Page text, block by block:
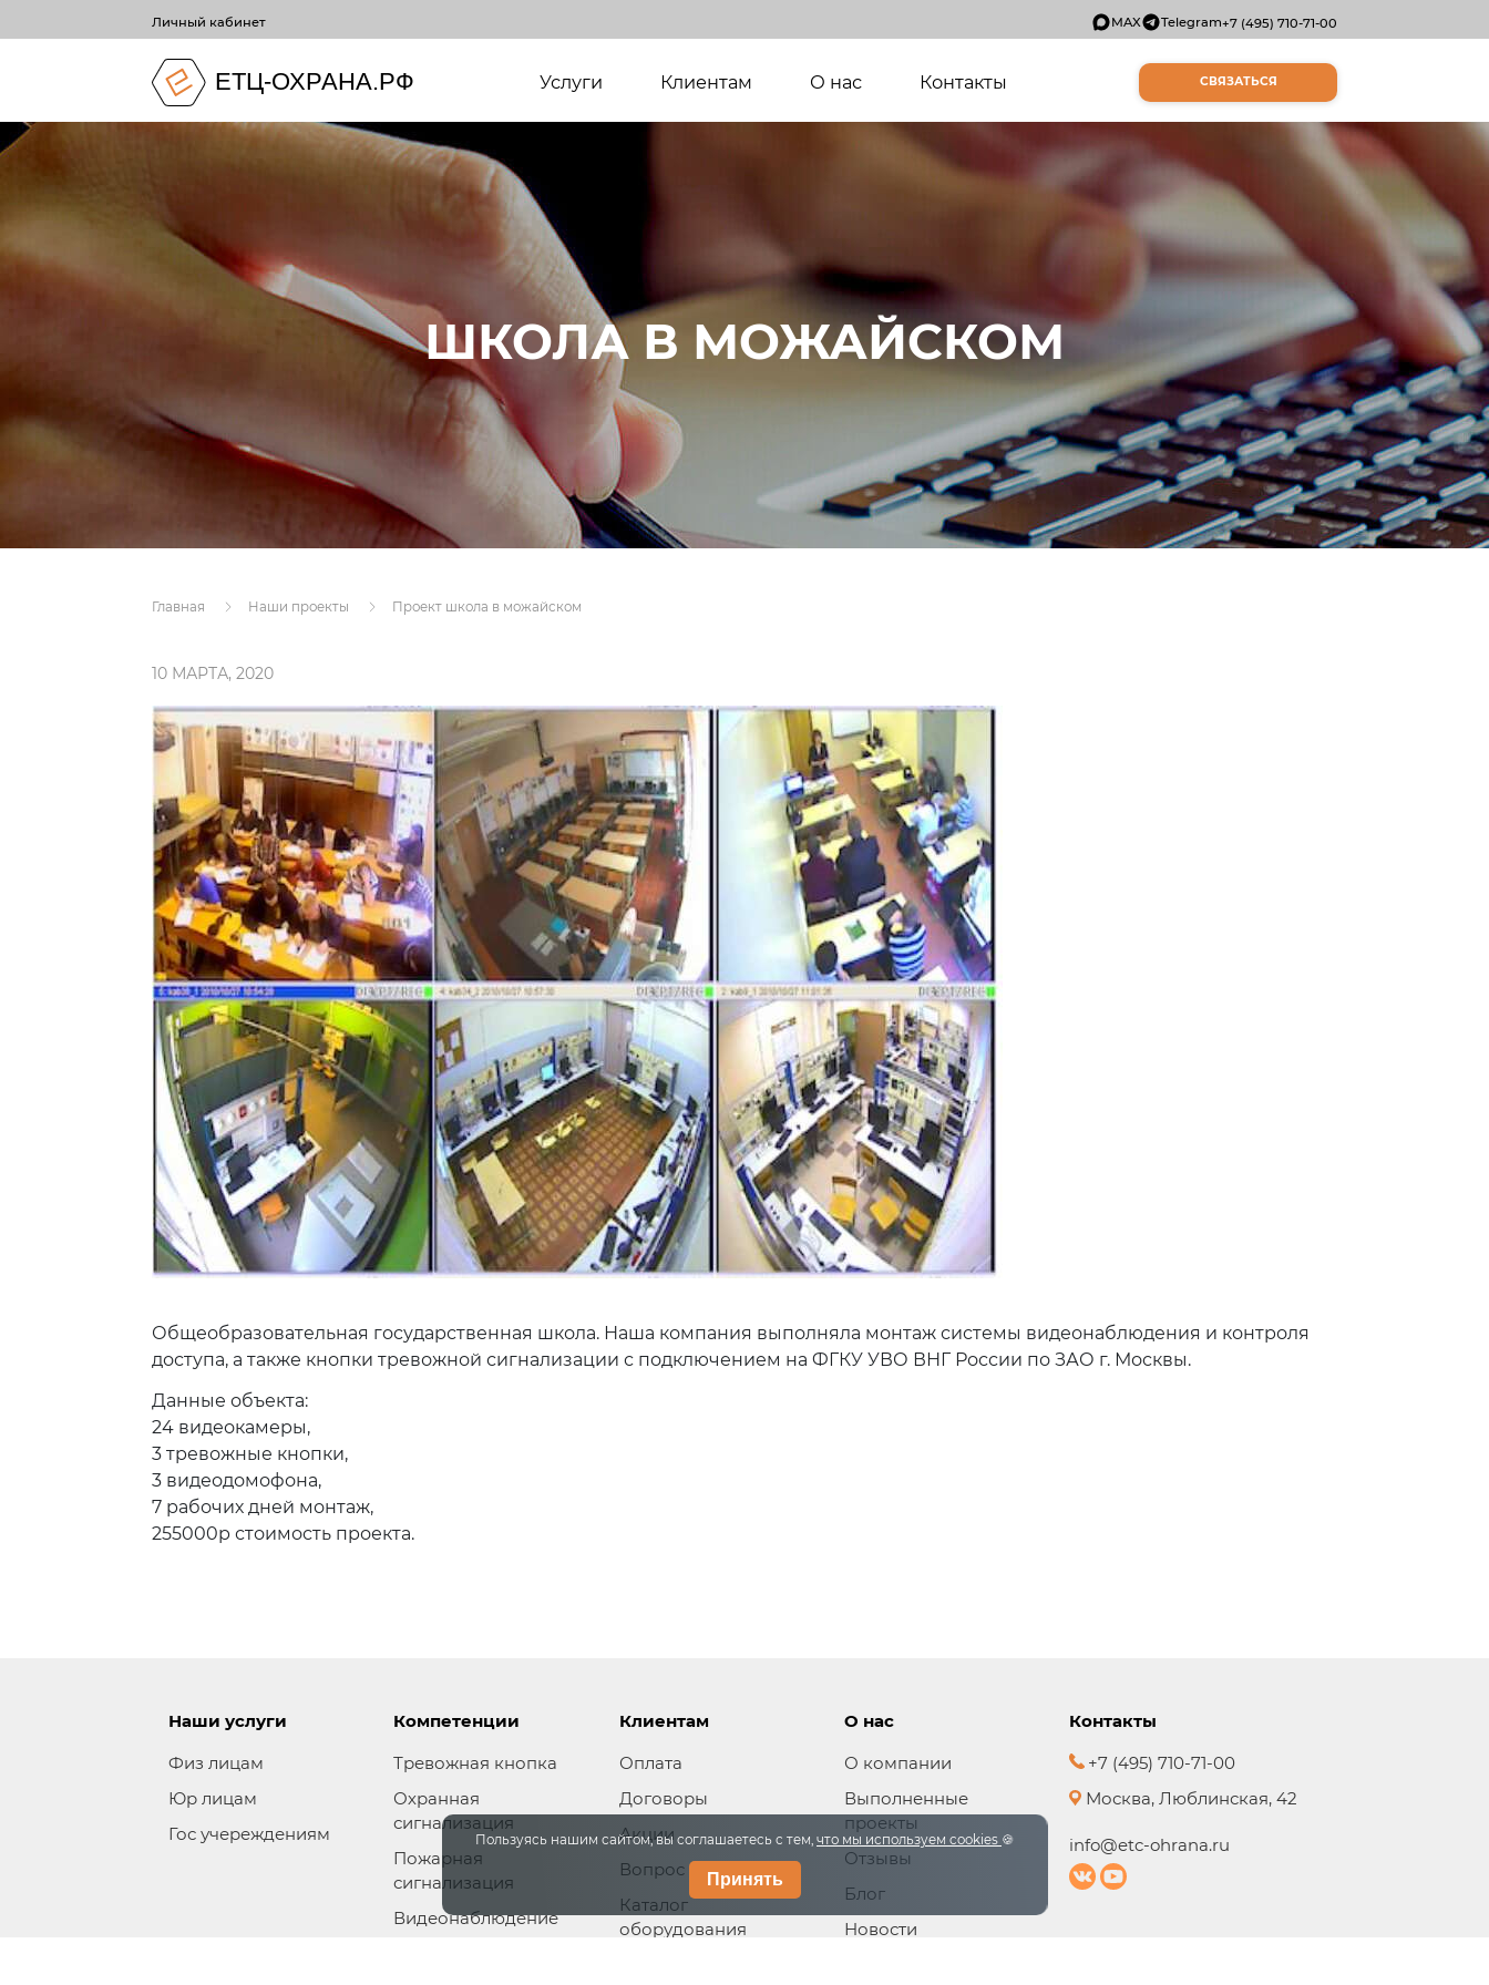
Личный кабинет MAX Telegram+7 (495) 710-71-00
ЕТЦ-ОХРАНА.РФ Услуги(current)Клиентам О нас Контакты СВЯЗАТЬСЯ
ШКОЛА В МОЖАЙСКОМ
Главная Наши проекты Проект школа в можайском
10 МАРТА, 2020
Общеобразовательная государственная школа. Наша компания выполняла монтаж системы видеонаблюдения и контроля
доступа, а также кнопки тревожной сигнализации с подключением на ФГКУ УВО ВНГ России по ЗАО г. Москвы.
Данные объекта:
24 видеокамеры,
3 тревожные кнопки,
3 видеодомофона,
7 рабочих дней монтаж,
255000р стоимость проекта.
Наши услуги
Физ лицам
Юр лицам
Гос учереждениям
Компетенции
Тревожная кнопка
Охранная
сигнализация
Пожарная
сигнализация
Видеонаблюдение
Клиентам
Оплата
Договоры
Акции
Вопрос ответ
Каталог
оборудования
О нас
О компании
Выполненные
проекты
Отзывы
Блог
Новости
Контакты
+7 (495) 710-71-00
Москва, Люблинская, 42
info@etc-ohrana.ru
Пользуясь нашим сайтом, вы соглашаетесь с тем, что мы используем cookies 🍪
Принять